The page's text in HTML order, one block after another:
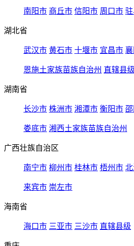
南阳市 商丘市 信阳市 周口市
湖北省
武汉市 黄石市 十堰市 宜昌市
恩施土家族苗族自治州 直辖县级
湖南省
长沙市 株洲市 湘潭市 衡阳市
娄底市 湘西土家族苗族自治州
广西壮族自治区
南宁市 柳州市 桂林市 梧州市
来宾市 崇左市
海南省
海口市 三亚市 三沙市 直辖县级